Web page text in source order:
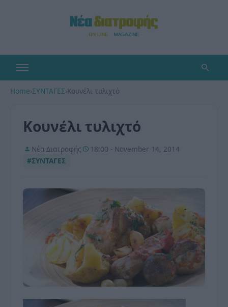
Home›ΣΥΝΤΑΓΕΣ›Κουνέλι τυλιχτό
Κουνέλι τυλιχτό
Νέα Διατροφής
18:00 - November 14, 2014
#ΣΥΝΤΑΓΕΣ